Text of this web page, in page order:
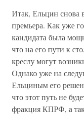
Итак, Ельцин снова
премьера. Как уже
кандидата была
что на его пути к
креслу могут
Однако уже на
Ельциным его
что этот путь не
фракция КПРФ, а